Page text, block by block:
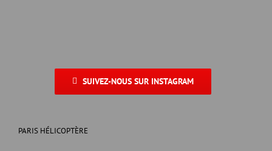
SUIVEZ-NOUS SUR INSTAGRAM
PARIS HÉLICOPTÈRE